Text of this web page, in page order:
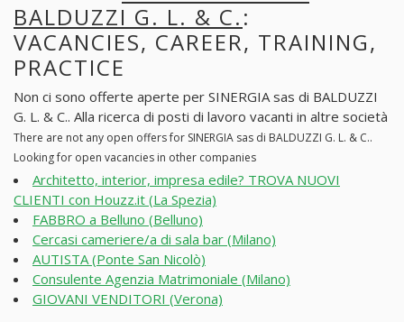
BALDUZZI G. L. & C.:
VACANCIES, CAREER, TRAINING,
PRACTICE
Non ci sono offerte aperte per SINERGIA sas di BALDUZZI
G. L. & C.. Alla ricerca di posti di lavoro vacanti in altre società
There are not any open offers for SINERGIA sas di BALDUZZI G. L. & C..
Looking for open vacancies in other companies
Architetto, interior, impresa edile? TROVA NUOVI
CLIENTI con Houzz.it (La Spezia)
FABBRO a Belluno (Belluno)
Cercasi cameriere/a di sala bar (Milano)
AUTISTA (Ponte San Nicolò)
Consulente Agenzia Matrimoniale (Milano)
GIOVANI VENDITORI (Verona)